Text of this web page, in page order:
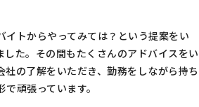
イトからやってみては？という提案をい
した。その間もたくさんのアドバイスをい
社の了解をいただき、勤務をしながら持ち
頑張っています。